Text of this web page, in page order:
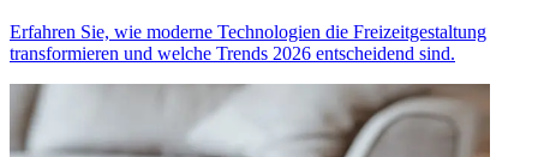
Erfahren Sie, wie moderne Technologien die Freizeitgestaltung
transformieren und welche Trends 2026 entscheidend sind.